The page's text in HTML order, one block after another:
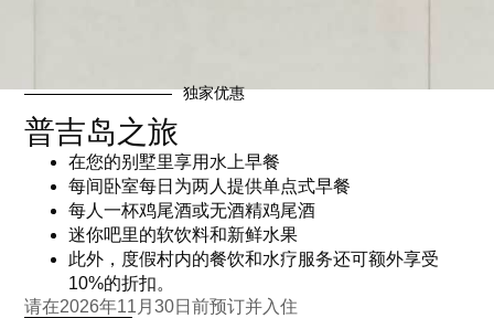
独家优惠
普吉岛之旅
在您的别墅里享用水上早餐
每间卧室每日为两人提供单点式早餐
每人一杯鸡尾酒或无酒精鸡尾酒
迷你吧里的软饮料和新鲜水果
此外，度假村内的餐饮和水疗服务还可额外享受
10%的折扣。
请在2026年11月30日前预订并入住